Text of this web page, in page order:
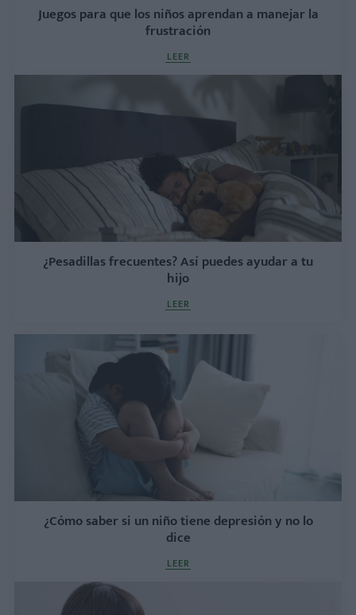
Juegos para que los niños aprendan a manejar la
frustración
LEER
¿Pesadillas frecuentes? Así puedes ayudar a tu
hijo
LEER
¿Cómo saber si un niño tiene depresión y no lo
dice
LEER